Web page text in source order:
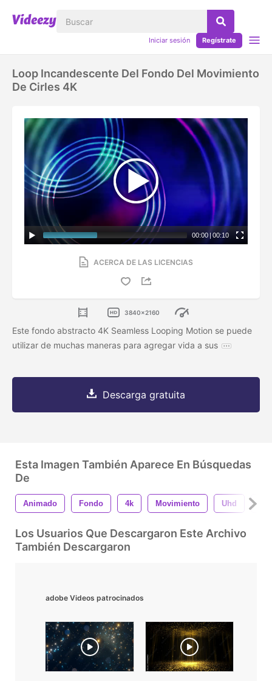
Iniciar sesión Regístrate
Loop Incandescente Del Fondo Del Movimiento
De Cirles 4K
00:00 | 00:10
ACERCA DE LAS LICENCIAS
3840x2160
Este fondo abstracto 4K Seamless Looping Motion se puede
utilizar de muchas maneras para agregar vida a sus
Descarga gratuita
Esta Imagen También Aparece En Búsquedas
De
Animado Fondo 4k Movimiento Uhd
Los Usuarios Que Descargaron Este Archivo
También Descargaron
adobe Videos patrocinados